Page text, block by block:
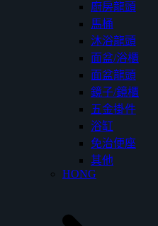
廚房龍頭
馬桶
沐浴龍頭
面盆/浴櫃
面盆龍頭
鏡子/鏡櫃
五金掛件
浴缸
免治便座
其他
HONG